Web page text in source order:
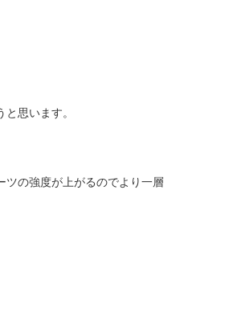
思います。
ツの強度が上がるのでより一層